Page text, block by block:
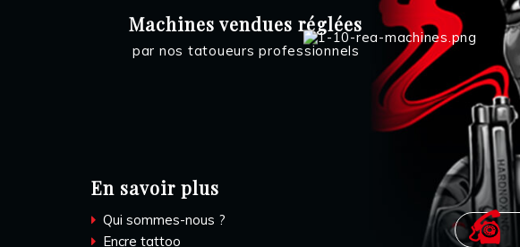
Machines vendues réglées
par nos tatoueurs professionnels
En savoir plus
Qui sommes-nous ?
Encre tattoo